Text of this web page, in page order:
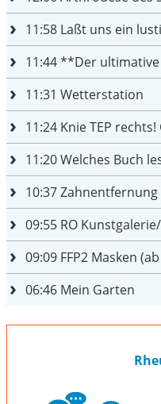
11:58 Laßt uns ein
11:44**Der
11:31 Wetterstation
11:24 Knie TEP
11:20Welches Buch
10:37Zahnentfernung
09:55 RO
09:09 FFP2 Masken
06:46 Mein Garten